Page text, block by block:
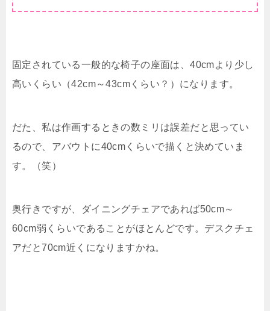
固定されている一般的な椅子の座面は、40cmより少し
高いくらい（42cm～43cmくらい？）になります。
だた、私は作画するときの数ミリは誤差だと思ってい
るので、アバウトに40cmくらいで描くと決めていま
す。（笑）
奥行きですが、ダイニングチェアであれば50cm～
60cm弱くらいであることがほとんどです。デスクチェ
アだと70cm近くになりますかね。